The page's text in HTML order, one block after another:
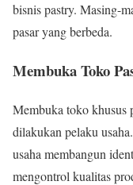
bisnis pastry. Masing-
pasar yang berbeda.
Membuka Toko
Membuka toko khusus
dilakukan pelaku
usaha membangun
mengontrol kualitas